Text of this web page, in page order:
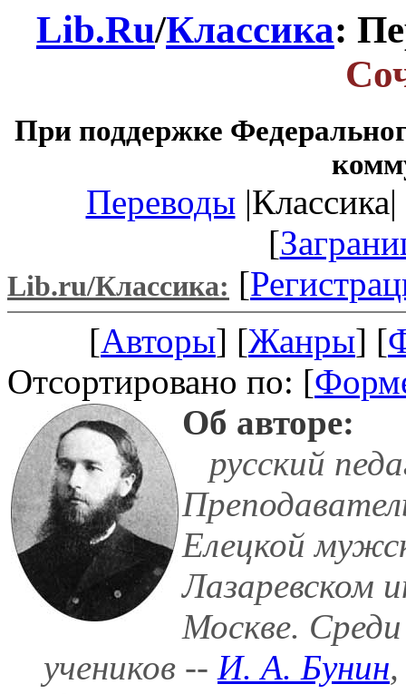
Lib.Ru/Классика:
При поддержке
Переводы
[
Lib.ru/Классика: [
[Авторы] [Жанры] [
Отсортировано по: [
Об авторе:
русский
Елецкой
Лазаревском
Москве.
учеников -- И. А. Бунин